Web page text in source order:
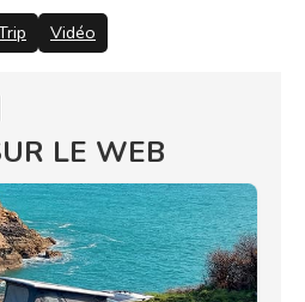
Vidéo
LE WEB